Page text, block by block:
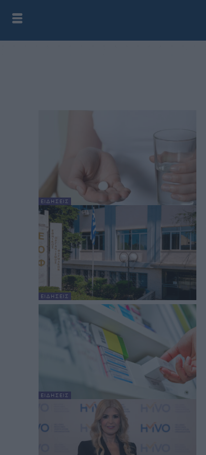
ΕΙΔΉΣΕΙΣ
ΕΙΔΉΣΕΙΣ
ΕΙΔΉΣΕΙΣ